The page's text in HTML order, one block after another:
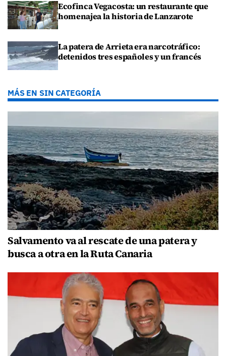
Ecofinca Vegacosta: un restaurante que
homenajea la historia de Lanzarote
La patera de Arrieta era narcotráfico:
detenidos tres españoles y un francés
MÁS EN SIN CATEGORÍA
Salvamento va al rescate de una patera y
busca a otra en la Ruta Canaria